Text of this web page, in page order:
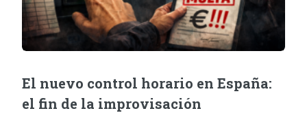
El nuevo control horario en España:
el fin de la improvisación